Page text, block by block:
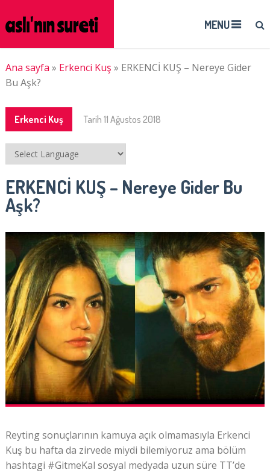
MENU
Ana sayfa » Erkenci Kuş » ERKENCİ KUŞ – Nereye Gider
Bu Aşk?
Erkenci Kuş Tarih 11 Ağustos 2018
ERKENCİ KUŞ – Nereye Gider Bu
Aşk?
Reyting sonuçlarının kamuya açık olmamasıyla Erkenci
Kuş bu hafta da zirvede miydi bilemiyoruz ama bölüm
hashtagi #GitmeKal sosyal medyada uzun süre TT’de